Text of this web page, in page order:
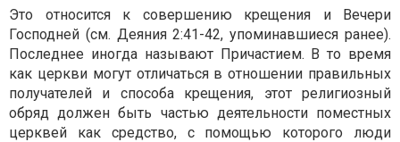
Это относится к совершению крещения и Вечери
Господней (см. Деяния 2:41-42, упоминавшиеся ранее).
Последнее иногда называют Причастием. В то время
как церкви могут отличаться в отношении правильных
получателей и способа крещения, этот религиозный
обряд должен быть частью деятельности поместных
церквей как средство, с помощью которого люди